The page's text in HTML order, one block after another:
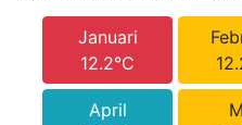
Januari
12.2°C
April